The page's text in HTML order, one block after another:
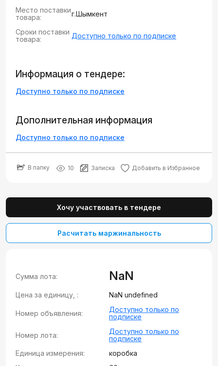
Место поставки
товара:
г.Шымкент
Сроки поставки
товара:
Доступно только по подписке
Информация о тендере:
Доступно только по подписке
Дополнительная информация
Доступно только по подписке
В папку 10 Записка Добавить в Избранное
Хочу участвовать в тендере
Расчитать маржинальность
Сумма лота: NaN
Цена за единицу, : NaN undefined
Номер объявления:
Доступно только по
подписке
Номер лота:
Доступно только по
подписке
Единица измерения:
коробка